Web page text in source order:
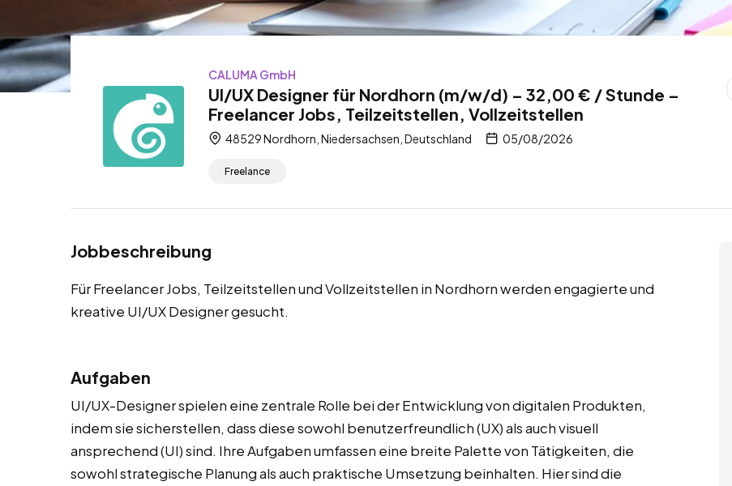
CALUMA GmbH
UI/UX Designer für Nordhorn (m/w/d) – 32,00 € / Stunde –
Freelancer Jobs, Teilzeitstellen, Vollzeitstellen
48529 Nordhorn, Niedersachsen, Deutschland 05/08/2026
Freelance
Jobbeschreibung
Für Freelancer Jobs, Teilzeitstellen und Vollzeitstellen in Nordhorn werden engagierte und
kreative UI/UX Designer gesucht.
Aufgaben
UI/UX-Designer spielen eine zentrale Rolle bei der Entwicklung von digitalen Produkten,
indem sie sicherstellen, dass diese sowohl benutzerfreundlich (UX) als auch visuell
ansprechend (UI) sind. Ihre Aufgaben umfassen eine breite Palette von Tätigkeiten, die
sowohl strategische Planung als auch praktische Umsetzung beinhalten. Hier sind die